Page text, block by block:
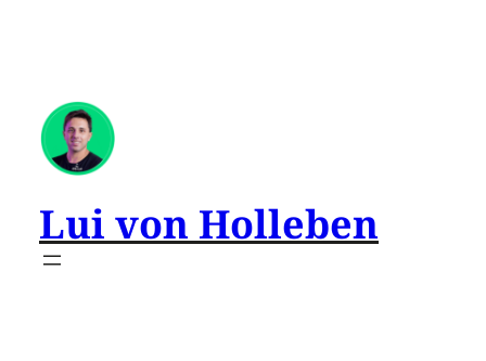
Lui von Holleben